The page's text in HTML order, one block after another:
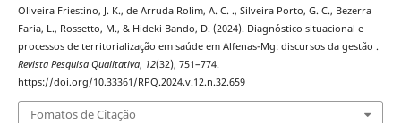
Oliveira Friestino, J. K., de Arruda Rolim, A. C. ., Silveira Porto, G. C., Bezerra
Faria, L., Rossetto, M., & Hideki Bando, D. (2024). Diagnóstico situacional e
processos de territorialização em saúde em Alfenas-Mg: discursos da gestão .
Revista Pesquisa Qualitativa, 12(32), 751–774.
https://doi.org/10.33361/RPQ.2024.v.12.n.32.659
Fomatos de Citação